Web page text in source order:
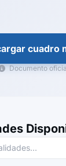
cuadro
Documento